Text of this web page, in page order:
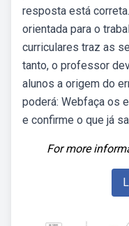
resposta está
orientada para o
curriculares traz as
tanto, o professor
alunos a origem do
poderá: Webfaça os
e confirme o que já
For more